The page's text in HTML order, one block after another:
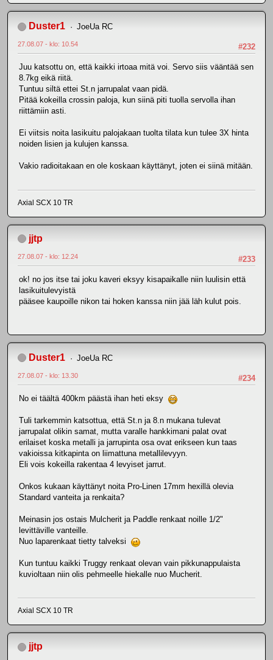
Duster1 JoeUa RC
#232
27.08.07 - klo: 10.54
Juu katsottu on, että kaikki irtoaa mitä voi. Servo siis vääntää sen
8.7kg eikä riitä.
Tuntuu siltä ettei St.n jarrupalat vaan pidä.
Pitää kokeilla crossin paloja, kun siinä piti tuolla servolla ihan
riittämiin asti.
Ei viitsis noita lasikuitu palojakaan tuolta tilata kun tulee 3X hinta
noiden lisien ja kulujen kanssa.
Vakio radioitakaan en ole koskaan käyttänyt, joten ei siinä mitään.
Axial SCX 10 TR
jjtp
#233
27.08.07 - klo: 12.24
ok! no jos itse tai joku kaveri eksyy kisapaikalle niin luulisin että
lasikuitulevyistä
pääsee kaupoille nikon tai hoken kanssa niin jää läh kulut pois.
Duster1 JoeUa RC
#234
27.08.07 - klo: 13.30
No ei täältä 400km päästä ihan heti eksy
Tuli tarkemmin katsottua, että St.n ja 8.n mukana tulevat
jarrupalat olikin samat, mutta varalle hankkimani palat ovat
erilaiset koska metalli ja jarrupinta osa ovat erikseen kun taas
vakioissa kitkapinta on liimattuna metallilevyyn.
Eli vois kokeilla rakentaa 4 levyiset jarrut.
Onkos kukaan käyttänyt noita Pro-Linen 17mm hexillä olevia
Standard vanteita ja renkaita?
Meinasin jos ostais Mulcherit ja Paddle renkaat noille 1/2"
levittäville vanteille.
Nuo laparenkaat tietty talveksi
Kun tuntuu kaikki Truggy renkaat olevan vain pikkunappulaista
kuvioltaan niin olis pehmeelle hiekalle nuo Mucherit.
Axial SCX 10 TR
jjtp